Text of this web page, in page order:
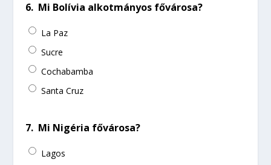
6. Mi Bolívia alkotmányos fővárosa?
La Paz
Sucre
Cochabamba
Santa Cruz
7. Mi Nigéria fővárosa?
Lagos